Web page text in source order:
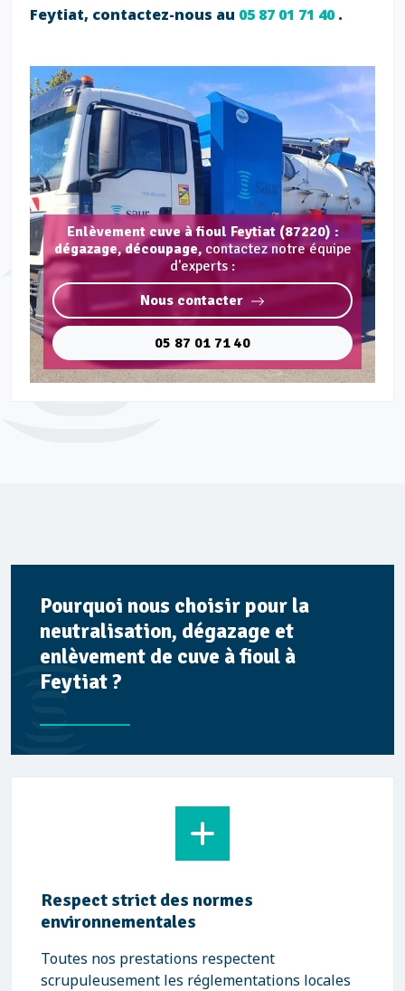
Feytiat, contactez-nous au 05 87 01 71 40.
Enlèvement cuve à fioul Feytiat (87220) :
dégazage, découpage, contactez notre équipe
d'experts :
Nous contacter
05 87 01 71 40
Pourquoi nous choisir pour la
neutralisation, dégazage et
enlèvement de cuve à fioul à
Feytiat ?
Respect strict des normes
environnementales
Toutes nos prestations respectent
scrupuleusement les réglementations locales